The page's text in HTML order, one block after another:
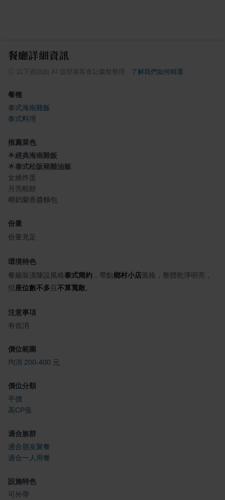
餐廳詳細資訊
以下資訊由 AI 從部落客食記彙整整理 了解我們如何精選
餐種
泰式海南雞飯
泰式料理
推薦菜色
🌟經典海南雞飯
🌟泰式松阪豬雞油飯
女婿炸蛋
月亮蝦餅
椰奶蘭香醬麵包
份量
份量充足
環境特色
餐廳裝潢陳設風格泰式簡約 ，帶點鄉村小店風格，整體乾淨明亮，
但座位數不多 且 不算寬敞
注意事項
有低消
價位範圍
均消 200-400 元
價位分類
平價
高CP值
適合族群
適合朋友聚餐
適合一人用餐
設施特色
可外帶